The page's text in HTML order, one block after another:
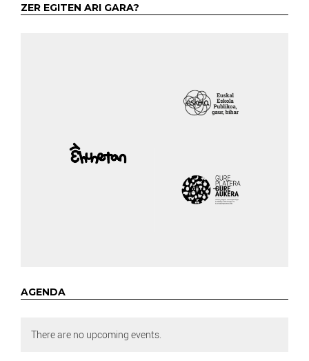
ZER EGITEN ARI GARA?
AGENDA
There are no upcoming events.